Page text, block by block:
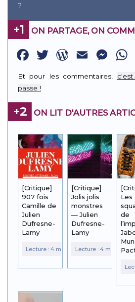
?
+1 ON PARTAGE, ON
Facebook
TwitterEmail
Et pour les commentaires,
passe !
+2 ON LIT D'AUTRES
[Critique]
907 fois
Camille de
Julien
Dufresne-
Lamy
[Critique]
Jolis jolis
monstres
— Julien
Dufresne-
Lamy
Les
de